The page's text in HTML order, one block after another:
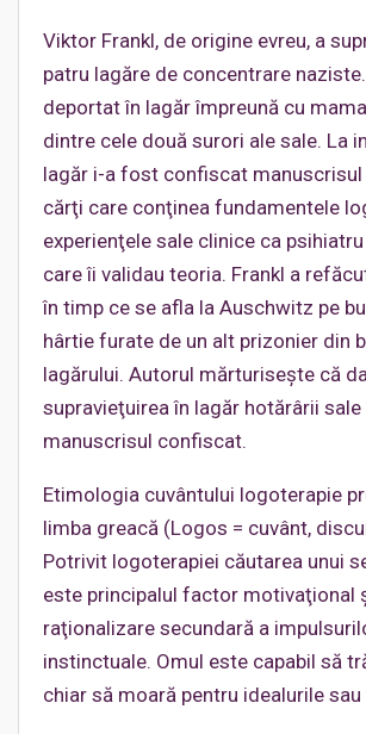
Viktor Frankl, de origine evreu, a
patru lagăre de concentrare
deportat în lagăr împreună cu
dintre cele două surori ale sale. La
lagăr i-a fost confiscat manuscrisul
cărţi care conţinea fundamentele
experienţele sale clinice ca
care îi validau teoria. Frankl a
în timp ce se afla la Auschwitz pe
hârtie furate de un alt prizonier din
lagărului. Autorul mărturiseşte că
supravieţuirea în lagăr hotărârii
manuscrisul confiscat.
Etimologia cuvântului logoterapie
limba greacă (Logos = cuvânt,
Potrivit logoterapiei căutarea unui
este principalul factor motivaţional
raţionalizare secundară a
instinctuale. Omul este capabil să
chiar să moară pentru idealurile sau